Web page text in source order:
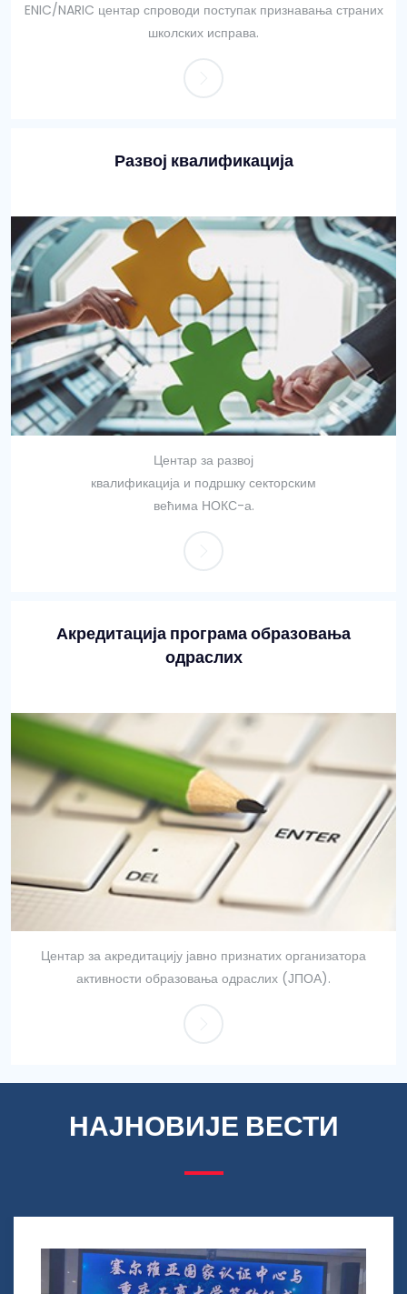
ENIC/NARIC центар спроводи поступак признавања страних
школских исправа.
Развој квалификација
Центар за развој
квалификација и подршку секторским
већима НОКС-а.
Акредитација програма образовања
одраслих
Центар за акредитацију јавно признатих организатора
активности образовања одраслих (ЈПОА).
НАЈНОВИЈЕ ВЕСТИ